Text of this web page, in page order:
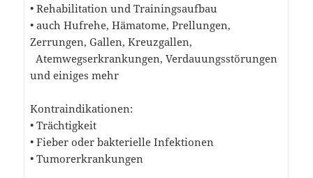
• Rehabilitation und Trainingsaufbau
• auch Hufrehe, Hämatome, Prellungen,
Zerrungen, Gallen, Kreuzgallen,
Atemwegserkrankungen, Verdauungsstörungen
und einiges mehr
Kontraindikationen:
• Trächtigkeit
• Fieber oder bakterielle Infektionen
• Tumorerkrankungen